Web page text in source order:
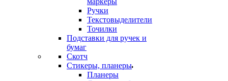
Ручки
Текстовыделители
Точилки
Подставки для ручек и
бумаг
Скотч
Стикеры, планеры
Планеры